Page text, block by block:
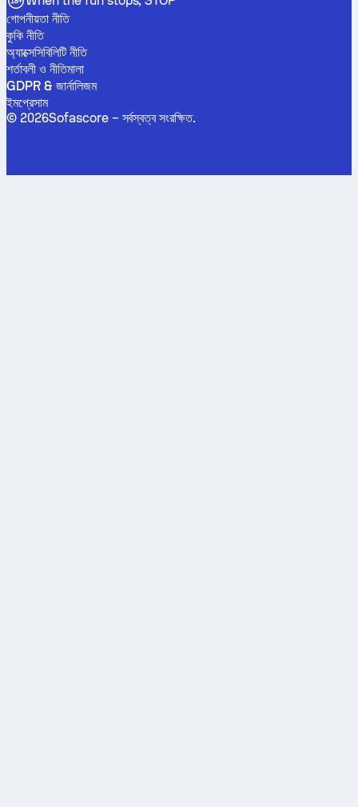
গোপনীয়তা নীতি
কুকি নীতি
অ্যাক্সেসিবিলিটি নীতি
শর্তাবলী ও নীতিমালা
GDPR & জার্নালিজম
ইমপ্রেসাম
© 2026Sofascore – সর্বস্বত্ব সংরক্ষিত.